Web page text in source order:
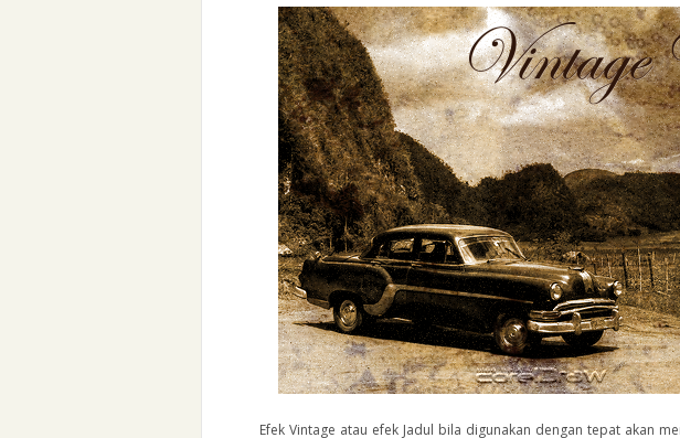
Efek Vintage atau efek Jadul bila digunakan dengan tepat akan